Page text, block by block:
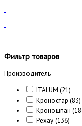
Фильтр товаров
Производитель
ITALUM (21)
Кроностар (83)
Кроношпан
Рехау(136)